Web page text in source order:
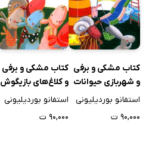
کتاب مشکی و برفی
و شهربازی حیوانات
استفانو بوردیلیونی
۹۰,۰۰۰ ت
کتاب مشکی و برفی
و کلاغ‌های بازیگوش
استفانو بوردیلیونی
۹۰,۰۰۰ ت